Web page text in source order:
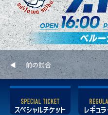
前の試合